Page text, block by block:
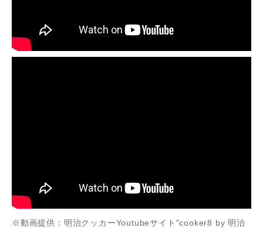
※動画提供：明治クッカーYoutubeサイト"cooker8 by 明治